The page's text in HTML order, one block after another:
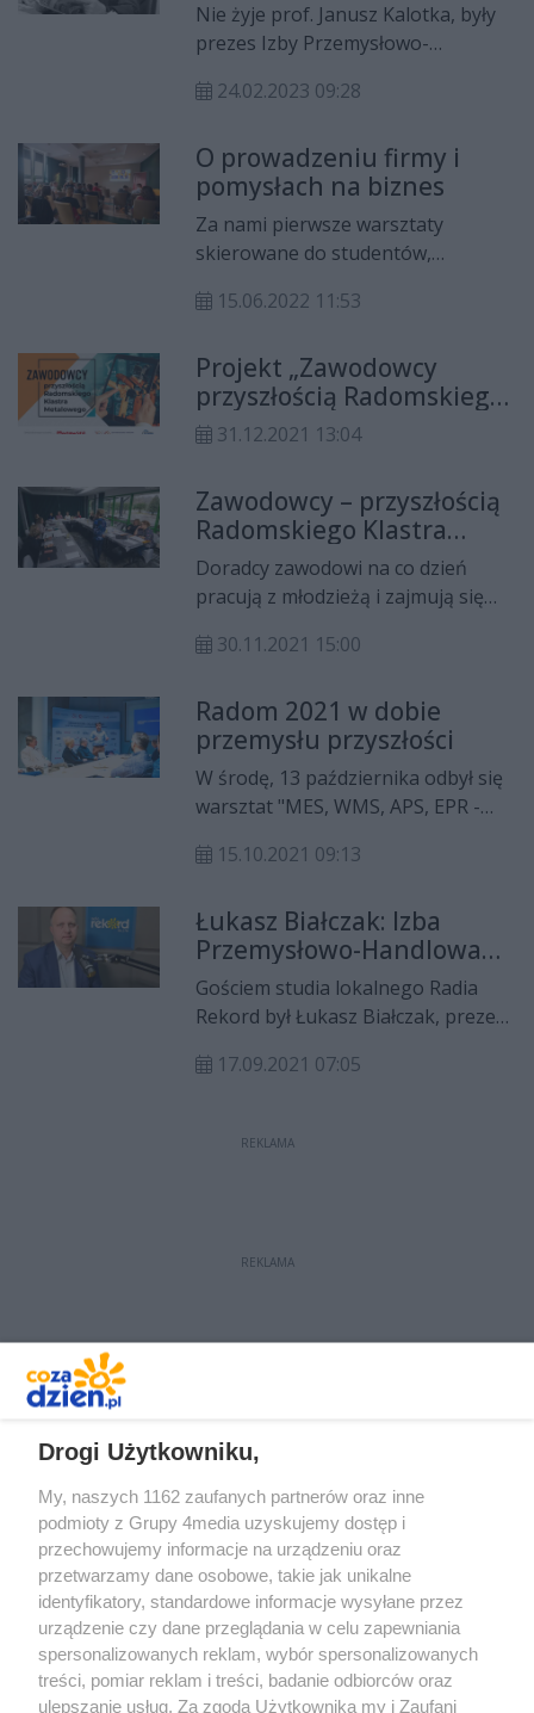
Nie żyje prof. Janusz Kalotka, były
prezes Izby Przemysłowo-
także wieloletni pracownik
UTH w Radomiu.
24.02.2023 09:28
O prowadzeniu firmy i
pomysłach na biznes
Za nami pierwsze warsztaty
skierowane do studentów,
pomysłów na biznes. 75 tys. zł – tyle
wojewódzkiego programu
akceleracyjnego dla innowacyjnych i
odpowiedzialnych społecznie
15.06.2022 11:53
Projekt „Zawodowcy
przyszłością Radomskiego
Klastra Metalowego”
realizowany przez IPHZR
31.12.2021 13:04
Zawodowcy – przyszłością
Radomskiego Klastra
Metalowego
Doradcy zawodowi na co dzień
pracują z młodzieżą i zajmują się
kierunku kształcenia. W ramach
jest Izba Przemysłowo-Handlowa
Ziemi Radomskiej, odbyły się
warsztaty dla doradców
zawodowych.
30.11.2021 15:00
Radom 2021 w dobie
przemysłu przyszłości
W środę, 13 października odbył się
warsztat "MES, WMS, APS, EPR -
oprogramowanie pomaga w
przez Marcina Otrębskiego.
Spotkanie było częścią cyklu
"Radom 2021 w dobie przemysłu
przyszłości" koordynowanego
przez Izbę Przemysłowo-Handlową
Ziemi Radomskiej.
15.10.2021 09:13
Łukasz Białczak: Izba
Przemysłowo-Handlowa
łączy przedsiębiorców
Gościem studia lokalnego Radia
Rekord był Łukasz Białczak, prezes
Handlowej Ziemi Radomskiej.
nim o roli Izby oraz zbliżającym się
17.09.2021 07:05
REKLAMA
REKLAMA
Redakcja Reklama Prywatność
Praca Łódź
the:protocol
Drogi Użytkowniku,
My, naszych 1162 zaufanych partnerów oraz inne
podmioty z Grupy 4media uzyskujemy dostęp i
przechowujemy informacje na urządzeniu oraz
przetwarzamy dane osobowe, takie jak unikalne
identyfikatory, standardowe informacje wysyłane przez
urządzenie czy dane przeglądania w celu zapewniania
spersonalizowanych reklam, wybór spersonalizowanych
treści, pomiar reklam i treści, badanie odbiorców oraz
ulepszanie usług. Za zgodą Użytkownika my i Zaufani